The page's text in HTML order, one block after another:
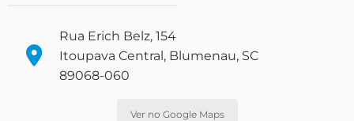
Rua Erich Belz, 154
Itoupava Central, Blumenau, SC
89068-060
Ver no Google Maps